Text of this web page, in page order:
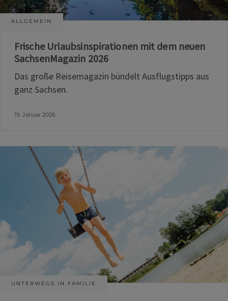
ALLGEMEIN
Frische Urlaubsinspirationen mit dem neuen
SachsenMagazin 2026
Das große Reisemagazin bündelt Ausflugstipps aus
ganz Sachsen.
19. Januar 2026
UNTERWEGS IN FAMILIE